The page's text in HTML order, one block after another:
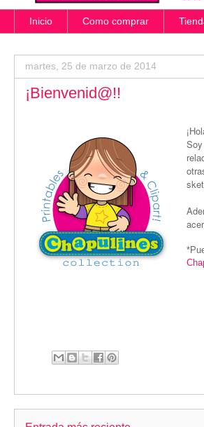
Inicio Como comprar
martes, 25 de marzo de 2014
¡Bienvenid@!!